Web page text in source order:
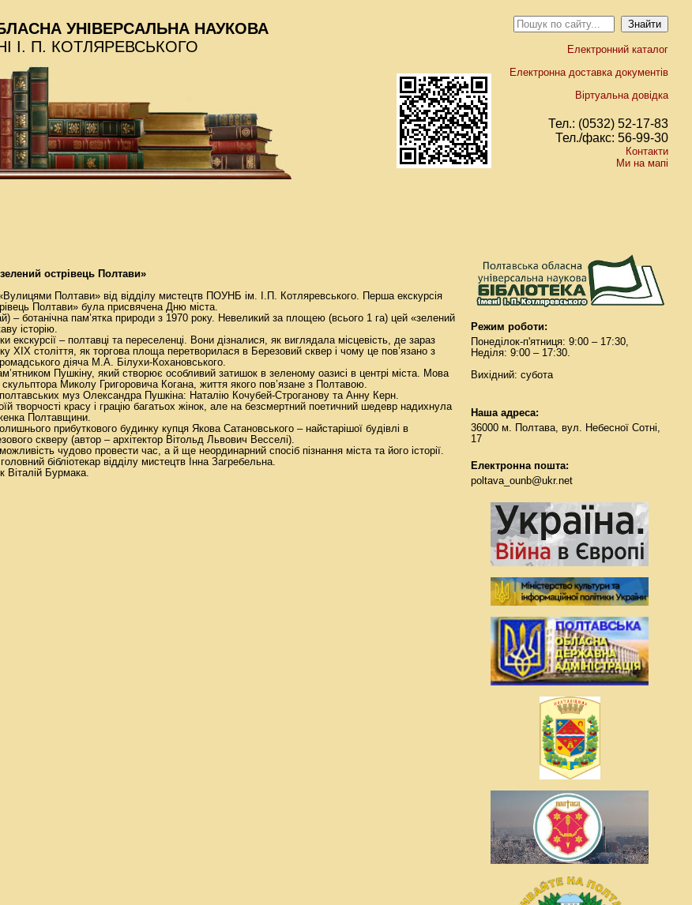
УНІВЕРСАЛЬНА НАУКОВА
І. П. КОТЛЯРЕВСЬКОГО
Електронний каталог
Електронна доставка документів
Віртуальна довідка
Тел.: (0532) 52-17-83
Тел./факс: 56-99-30
Контакти
Ми на мапі
острівець Полтави»
Полтави» від відділу мистецтв ПОУНБ ім. І.П. Котляревського. Перша екскурсія
Полтави» була присвячена Дню міста.
– ботанічна пам’ятка природи з 1970 року. Невеликий за площею (всього 1 га) цей «зелений
історію.
екскурсії – полтавці та переселенці. Вони дізналися, як виглядала місцевість, де зараз
XIX століття, як торгова площа перетворилася в Березовий сквер і чому це пов’язано з
діяча М.А. Білухи-Кохановського.
Пушкіну, який створює особливий затишок в зеленому оазисі в центрі міста. Мова
Миколу Григоровича Когана, життя якого пов’язане з Полтавою.
полтавських муз Олександра Пушкіна: Наталію Кочубей-Строганову та Анну Керн.
творчості красу і грацію багатьох жінок, але на безсмертний поетичний шедевр надихнула
Полтавщини.
прибуткового будинку купця Якова Сатановського – найстарішої будівлі в
скверу (автор – архітектор Вітольд Львович Весселі).
чудово провести час, а й ще неординарний спосіб пізнання міста та його історії.
бібліотекар відділу мистецтв Інна Загребельна.
Віталій Бурмака.
Режим роботи:
Понеділок-п'ятниця: 9:00 – 17:30,
Неділя: 9:00 – 17:30.
Вихідний: субота
Наша адреса:
36000 м. Полтава, вул. Небесної Сотні,
17
Електронна пошта:
poltava_ounb@ukr.net